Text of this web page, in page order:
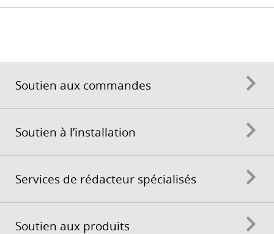
Soutien aux commandes
Soutien à l’installation
Services de rédacteur spécialisés
Soutien aux produits